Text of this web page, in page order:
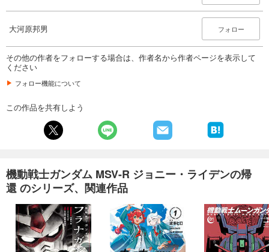
大河原邦男 フォロー
その他の作者をフォローする場合は、作者名から作者ページを表示して
ください
フォロー機能について
この作品を共有しよう
機動戦士ガンダム MSV-R ジョニー・ライデンの帰
還 のシリーズ、関連作品